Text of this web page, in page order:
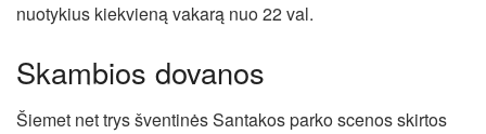
nuotykius kiekvieną vakarą nuo 22 val.
Skambios dovanos
Šiemet net trys šventinės Santakos parko scenos skirtos